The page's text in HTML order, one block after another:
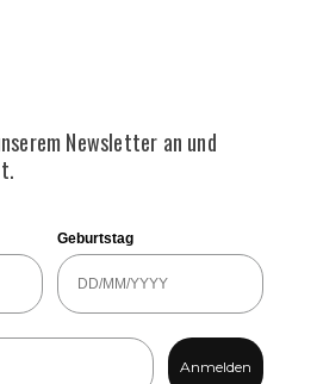
Newsletter an und
Geburtstag
Anmelden